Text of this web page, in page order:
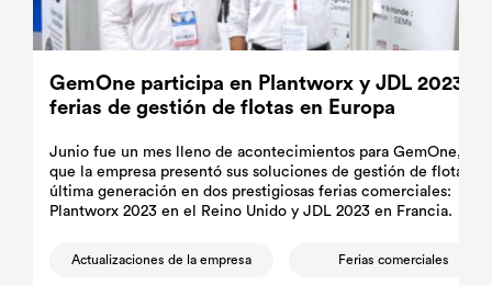
GemOne participa en Plantworx y JDL 2023:
ferias de gestión de flotas en Europa
Junio fue un mes lleno de acontecimientos para GemOne, ya
que la empresa presentó sus soluciones de gestión de flotas de
última generación en dos prestigiosas ferias comerciales:
Plantworx 2023 en el Reino Unido y JDL 2023 en Francia.
Actualizaciones de la empresa Ferias comerciales